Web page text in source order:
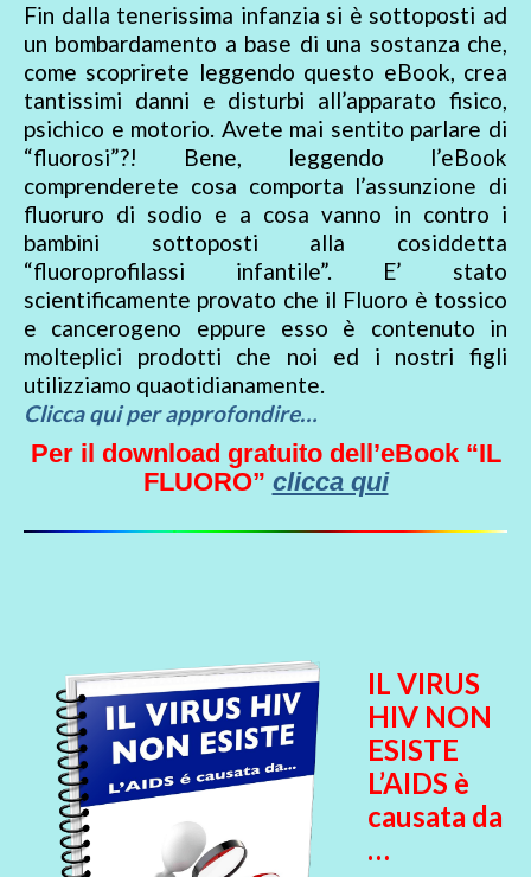
Fin dalla tenerissima infanzia si è sottoposti ad
un bombardamento a base di una sostanza che,
come scoprirete leggendo questo eBook, crea
tantissimi danni e disturbi all’apparato fisico,
psichico e motorio. Avete mai sentito parlare di
“fluorosi”?! Bene, leggendo l’eBook
comprenderete cosa comporta l’assunzione di
fluoruro di sodio e a cosa vanno in contro i
bambini sottoposti alla cosiddetta
“fluoroprofilassi infantile”. E’ stato
scientificamente provato che il Fluoro è tossico
e cancerogeno eppure esso è contenuto in
molteplici prodotti che noi ed i nostri figli
utilizziamo quaotidianamente.
Clicca qui per approfondire…
Per il download gratuito dell’eBook “IL
FLUORO” clicca qui
IL VIRUS
HIV NON
ESISTE
L’AIDS è
causata da
…